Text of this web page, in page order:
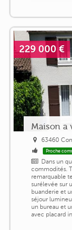
229 000 €
Maison a
63460
Proche
Dans un
commodités.
remarquable
surélevée sur
buanderie et
séjour
un bureau et
avec placard